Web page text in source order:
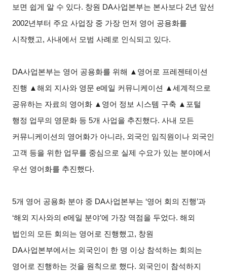
보면 쉽게 알 수 있다. 창원 DA사업본부는 본사보다 2년 앞선
2002년부터 주요 사업장 중 가장 먼저 영어 공용화를
시작했고, 사내에서 모범 사례로 인식되고 있다.
DA사업본부는 영어 공용화를 위해 ▲영어로 프레젠테이션
진행 ▲해외 지사와 영문 e메일 커뮤니케이션 ▲세계적으로
공유하는 자료의 영어화 ▲영어 정보 시스템 구축 ▲포털
행정 업무의 영문화 등 5개 사업을 추진했다. 사내 모든
커뮤니케이션의 영어화가 아니라, 외국인 임직원이나 외국인
고객 등을 위한 업무를 중심으로 실제 수요가 있는 분야에서
우선 영어화를 추진했다.
5개 영어 공용화 분야 중 DA사업본부는 ‘영어 회의 진행’과
‘해외 지사와의 e메일 분야’에 가장 역점을 두었다. 해외
법인의 모든 회의는 영어로 진행했고, 창원
DA사업본부에서는 외국인이 한 명 이상 참석하는 회의는
영어로 진행하는 것을 원칙으로 했다. 외국인이 참석하지